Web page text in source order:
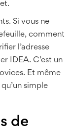
Si vous ne
comment
l’adresse
IDEA. C’est un
Et même
simple
de